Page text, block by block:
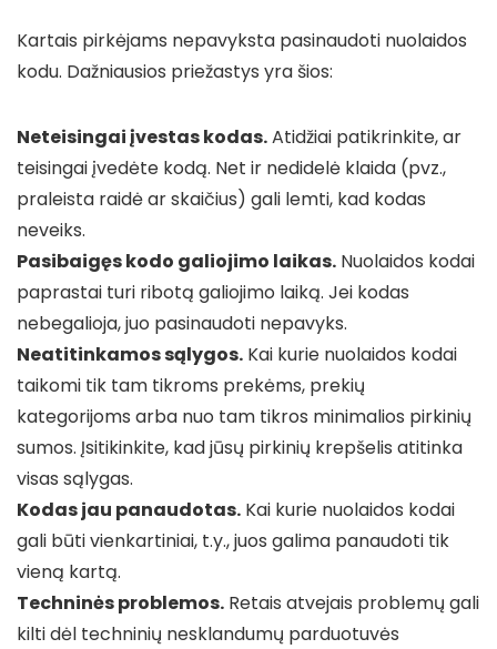
Kartais pirkėjams nepavyksta pasinaudoti nuolaidos
kodu. Dažniausios priežastys yra šios:
Neteisingai įvestas kodas.Atidžiai patikrinkite, ar
teisingai įvedėte kodą. Net ir nedidelė klaida (pvz.,
praleista raidė ar skaičius) gali lemti, kad kodas
neveiks.
Pasibaigęs kodo galiojimo laikas. Nuolaidos kodai
paprastai turi ribotą galiojimo laiką. Jei kodas
nebegalioja, juo pasinaudoti nepavyks.
Neatitinkamos sąlygos. Kai kurie nuolaidos kodai
taikomi tik tam tikroms prekėms, prekių
kategorijoms arba nuo tam tikros minimalios pirkinių
sumos. Įsitikinkite, kad jūsų pirkinių krepšelis atitinka
visas sąlygas.
Kodas jau panaudotas. Kai kurie nuolaidos kodai
gali būti vienkartiniai, t.y., juos galima panaudoti tik
vieną kartą.
Techninės problemos. Retais atvejais problemų gali
kilti dėl techninių nesklandumų parduotuvės